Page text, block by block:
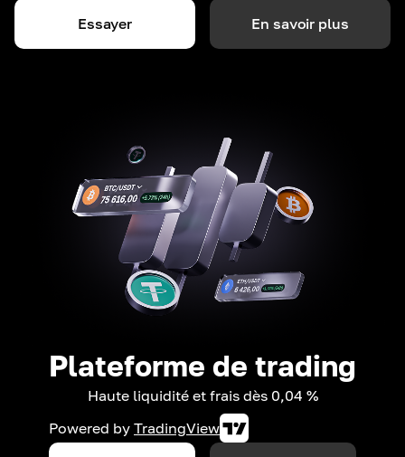
Essayer En savoir plus
Plateforme de trading
Haute liquidité et frais dès 0,04 %
Powered by TradingView